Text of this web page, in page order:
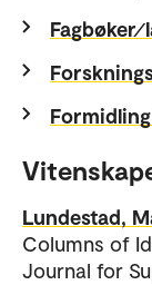
Lundestad,
Columns of
Journal for